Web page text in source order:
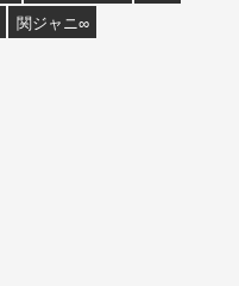
関ジャニ∞